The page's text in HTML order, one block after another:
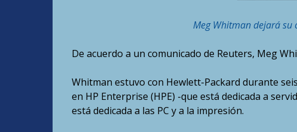
Meg Whitman dejará su
De acuerdo a un comunicado de Reuters, Meg
Whitman estuvo con Hewlett-Packard durante
en HP Enterprise (HPE) -que está dedicada a
está dedicada a las PC y a la impresión.